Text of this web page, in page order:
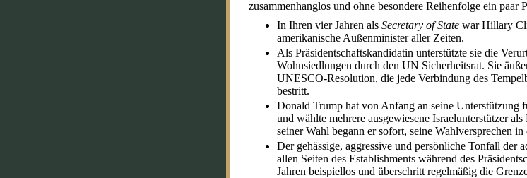
zusammenhanglos und ohne besondere Reihenfolge ein paar
In Ihren vier Jahren als Secretary of State war Hillary
amerikanische Außenminister aller Zeiten.
Als Präsidentschaftskandidatin unterstützte sie die
Wohnsiedlungen durch den UN Sicherheitsrat. Sie
UNESCO-Resolution, die jede Verbindung des
bestritt.
Donald Trump hat von Anfang an seine Unterstützung
und wählte mehrere ausgewiesene Israelunterstützer
seiner Wahl begann er sofort, seine Wahlversprechen in
Der gehässige, aggressive und persönliche Tonfall der
allen Seiten des Establishments während des
Jahren beispiellos und überschritt regelmäßig die